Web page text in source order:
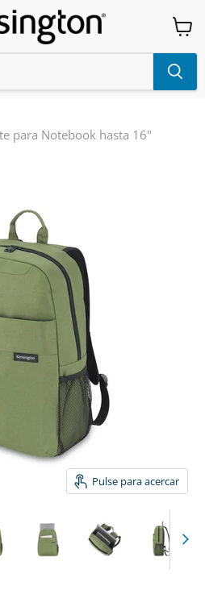
Ver
para Notebook hasta 16"
Pulse para acercar